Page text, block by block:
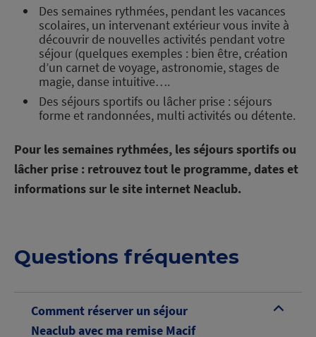
Des semaines rythmées, pendant les vacances
scolaires, un intervenant extérieur vous invite à
découvrir de nouvelles activités pendant votre
séjour (quelques exemples : bien être, création
d’un carnet de voyage, astronomie, stages de
magie, danse intuitive….
Des séjours sportifs ou lâcher prise : séjours
forme et randonnées, multi activités ou détente.
Pour les semaines rythmées, les séjours sportifs ou
lâcher prise : retrouvez tout le programme, dates et
informations sur le site internet Neaclub.
Questions fréquentes
B
Comment réserver un séjour
Neaclub avec ma remise Macif